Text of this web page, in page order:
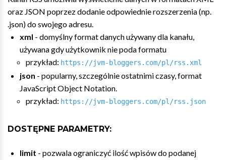
oraz JSON poprzez dodanie odpowiednie rozszerzenia (np.
.json) do swojego adresu.
xml - domyślny format danych używany dla kanału,
używana gdy użytkownik nie poda formatu
przykład: https://jvm-bloggers.com/pl/rss.xml
json - popularny, szczególnie ostatnimi czasy, format
JavaScript Object Notation.
przykład: https://jvm-bloggers.com/pl/rss.json
DOSTĘPNE PARAMETRY:
limit - pozwala ograniczyć ilość wpisów do podanej